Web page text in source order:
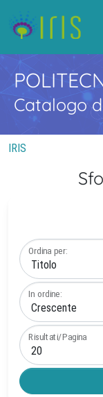
Catalogo
IRIS
Ordina per:
In ordine:
Risultati/Pagina